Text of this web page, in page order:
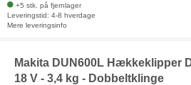
+5 stk. på fjernlager
Leveringstid: 4-8 hverdage
Mere leveringsinfo
Makita DUN600L Hækkeklipper
18 V - 3,4 kg - Dobbeltklinge